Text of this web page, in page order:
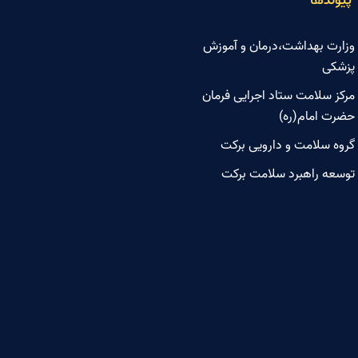
وزارت بهداشت،درمان و آموزش
پزشکی
مرکز سلامت ستاد اجرایی فرمان
حضرت امام(ره)
گروه سلامت و دارویی برکت
توسعه راهبرد سلامت برکت